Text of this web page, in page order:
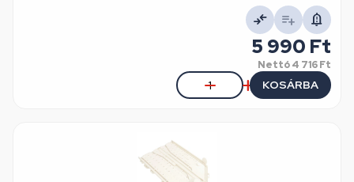
5 990 Ft
Nettó4 716 Ft
KOSÁRBA